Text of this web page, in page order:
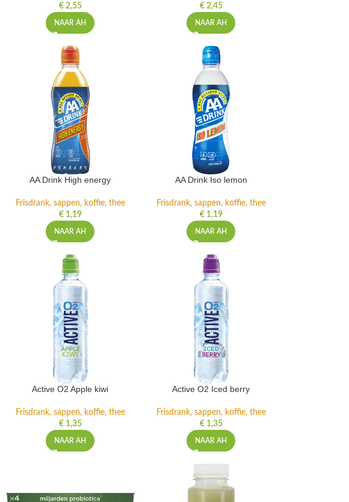
€2,55
NAAR AH
€2,45
NAAR AH
AA Drink High energy
Frisdrank, sappen, koffie, thee
€1,19
NAAR AH
AA Drink Iso lemon
Frisdrank, sappen, koffie, thee
€1,19
NAAR AH
Active O2 Apple kiwi
Frisdrank, sappen, koffie, thee
€1,35
NAAR AH
Active O2 Iced berry
Frisdrank, sappen, koffie, thee
€1,35
NAAR AH